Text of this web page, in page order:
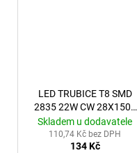
LED TRUBICE T8 SMD
2835 22W CW 28X1500
GLASS SPECTRUM
Skladem u dodavatele
110,74 Kč bez DPH
134 Kč